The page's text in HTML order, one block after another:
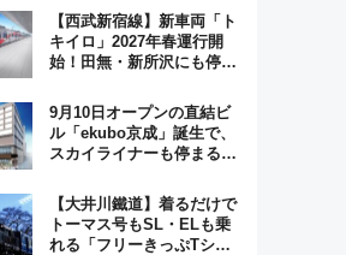
く8,000発の大迫力＆屋台
を満喫
【西武新宿線】新車両「ト
キイロ」2027年春運行開
始！田無・新所沢にも停
弾」も
9月10日オープンの直結ビ
ル「ekubo京成」誕生で、
スカイライナーも停まる巨
変わる？ 全テナント情報も
公開！
【大井川鐵道】着るだけで
トーマス号もSL・ELも乗
れる「フリーきっぷTシャ